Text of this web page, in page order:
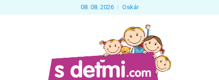
08. 08. 2026 Oskár